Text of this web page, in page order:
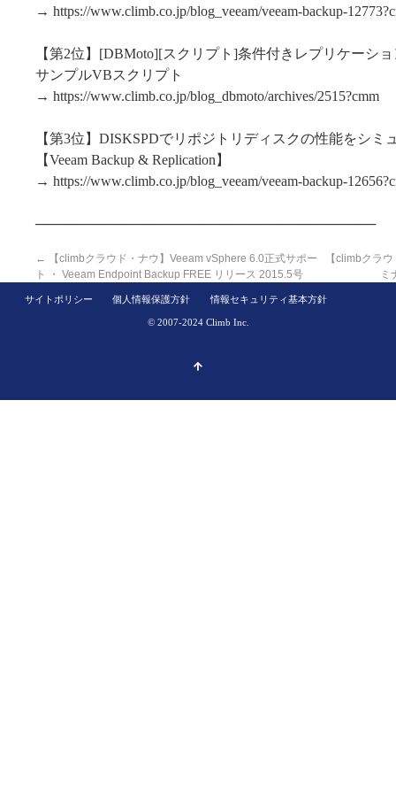
→ https://www.climb.co.jp/blog_veeam/veeam-backup-
【第2位】[DBMoto][スクリプト]条件付きレプリケーシ
サンプルVBスクリプト
→ https://www.climb.co.jp/blog_dbmoto/archives/2515?cmm
【第3位】DISKSPDでリポジトリディスクの性能をシミ
【Veeam Backup & Replication】
→ https://www.climb.co.jp/blog_veeam/veeam-backup-
───────────────────────────────────
←
【climbクラウド・ナウ】Veeam vSphere 6.0正式サポー
ト ・ Veeam Endpoint Backup FREE リリース 2015.5号
【climbクラ
ミ
サイトポリシー 個人情報保護方針 情報セキュリティ基本方針
© 2007-2024 Climb Inc.